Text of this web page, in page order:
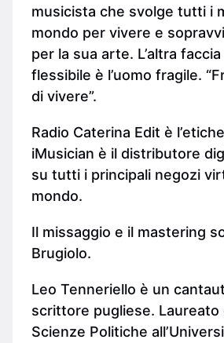
musicista che svolge tutti i
mondo per vivere e
per la sua arte. L’altra faccia
flessibile è l’uomo fragile.
di vivere”.
Radio Caterina Edit è
iMusician è il distributore
su tutti i principali negozi
mondo.
Il missaggio e il mastering
Brugiolo.
Leo Tenneriello è un
scrittore pugliese. Laureato
Scienze Politiche